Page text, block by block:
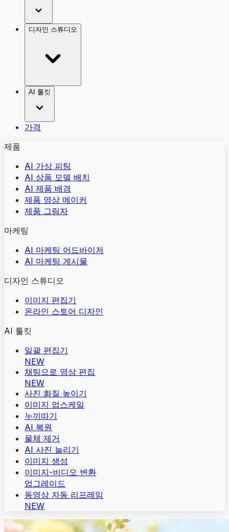
디자인 스튜디오
AI 툴킷
가격
제품
AI 가상 피팅
AI 상품 모델 배치
AI 제품 배경
제품 영상 메이커
제품 그림자
마케팅
AI 마케팅 어드바이저
AI 마케팅 게시물
디자인 스튜디오
이미지 편집기
온라인 스토어 디자인
AI 툴킷
일괄 편집기
NEW
채팅으로 영상 편집
NEW
사진 화질 높이기
이미지 업스케일
누끼따기
AI 복원
물체 제거
AI 사진 늘리기
이미지 생성
이미지-비디오 변환
업그레이드
동영상 자동 리프레임
NEW